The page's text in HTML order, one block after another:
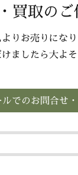
買取の
りお売りにな
ましたら大よ
ルでのお問合せ